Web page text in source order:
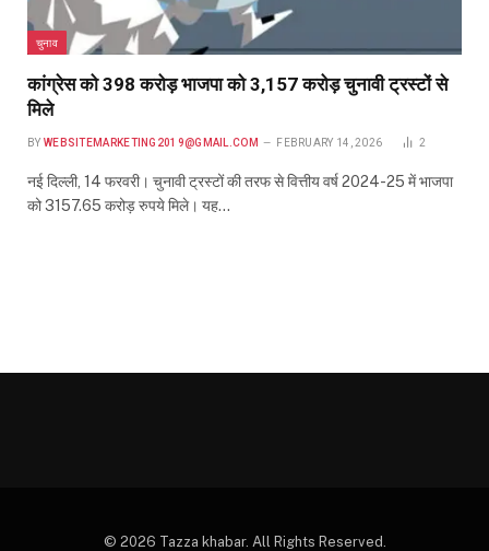
चुनाव
कांग्रेस को 398 करोड़ भाजपा को 3,157 करोड़ चुनावी ट्रस्टों से
मिले
BY WEBSITEMARKETING2019@GMAIL.COM FEBRUARY 14, 2026 2
नई दिल्ली, 14 फरवरी। चुनावी ट्रस्टों की तरफ से वित्तीय वर्ष 2024-25 में भाजपा
को 3157.65 करोड़ रुपये मिले। यह…
© 2026 Tazza khabar. All Rights Reserved.